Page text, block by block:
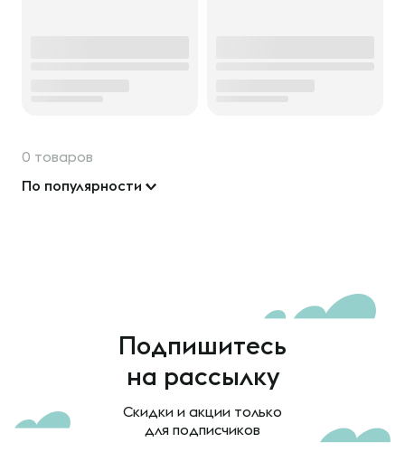
0 товаров
По популярности
Подпишитесь
на рассылку
Скидки и акции только
для подписчиков